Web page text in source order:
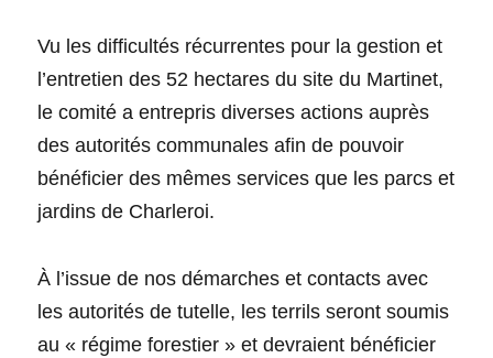
Vu les difficultés récurrentes pour la gestion et
l’entretien des 52 hectares du site du Martinet,
le comité a entrepris diverses actions auprès
des autorités communales afin de pouvoir
bénéficier des mêmes services que les parcs et
jardins de Charleroi.
À l’issue de nos démarches et contacts avec
les autorités de tutelle, les terrils seront soumis
au « régime forestier » et devraient bénéficier